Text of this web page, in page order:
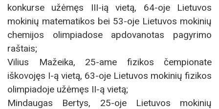
konkurse užėmęs III-ią vietą, 64-oje Lietuvos
mokinių matematikos bei 53-oje Lietuvos mokinių
chemijos olimpiadose apdovanotas pagyrimo
raštais;
Vilius Mažeika, 25-ame fizikos čempionate
iškovojęs I-ą vietą, 63-oje Lietuvos mokinių fizikos
olimpiadoje užėmęs II-ą vietą;
Mindaugas Bertys, 25-oje Lietuvos mokinių